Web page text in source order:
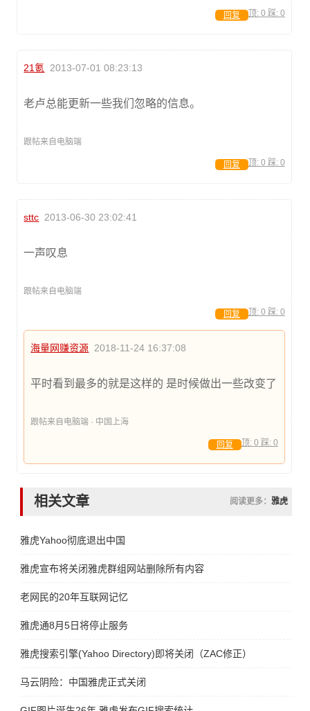
顶: 0 踩: 0
回复
21氪 2013-07-01 08:23:13
老卢总能更新一些我们忽略的信息。
跟帖来自电脑端
顶: 0 踩: 0
回复
sttc 2013-06-30 23:02:41
一声叹息
跟帖来自电脑端
顶: 0 踩: 0
回复
海量网赚资源 2018-11-24 16:37:08
平时看到最多的就是这样的 是时候做出一些改变了
跟帖来自电脑端 · 中国上海
顶: 0 踩: 0
回复
相关文章 阅读更多： 雅虎
雅虎Yahoo彻底退出中国
雅虎宣布将关闭雅虎群组网站删除所有内容
老网民的20年互联网记忆
雅虎通8月5日将停止服务
雅虎搜索引擎(Yahoo Directory)即将关闭（ZAC修正）
马云阴险：中国雅虎正式关闭